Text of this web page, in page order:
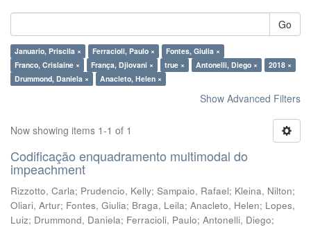
Go
Januario, Priscila × Ferracioli, Paulo ×
Fontes, Giulia ×
Franco, Crislaine ×
França, Djiovani × true × Antonelli, Diego ×
2018 ×
Drummond, Daniela ×
Anacleto, Helen ×
Show Advanced Filters
Now showing items 1-1 of 1
Codificação enquadramento multimodal do
impeachment
Rizzotto, Carla; Prudencio, Kelly; Sampaio, Rafael; Kleina, Nilton;
Oliari, Artur; Fontes, Giulia; Braga, Leila; Anacleto, Helen; Lopes,
Luiz; Drummond, Daniela; Ferracioli, Paulo; Antonelli, Diego;